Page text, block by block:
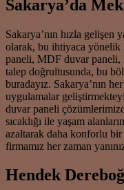
Sakarya’da
Sakarya’nın hızla gelişen
olarak, bu ihtiyaca yönelik
paneli, MDF duvar paneli,
talep doğrultusunda, bu
buradayız. Sakarya’nın
uygulamalar
duvar paneli
sıcaklığı ile yaşam
azaltarak daha konforlu
firmamız her zaman
Hendek